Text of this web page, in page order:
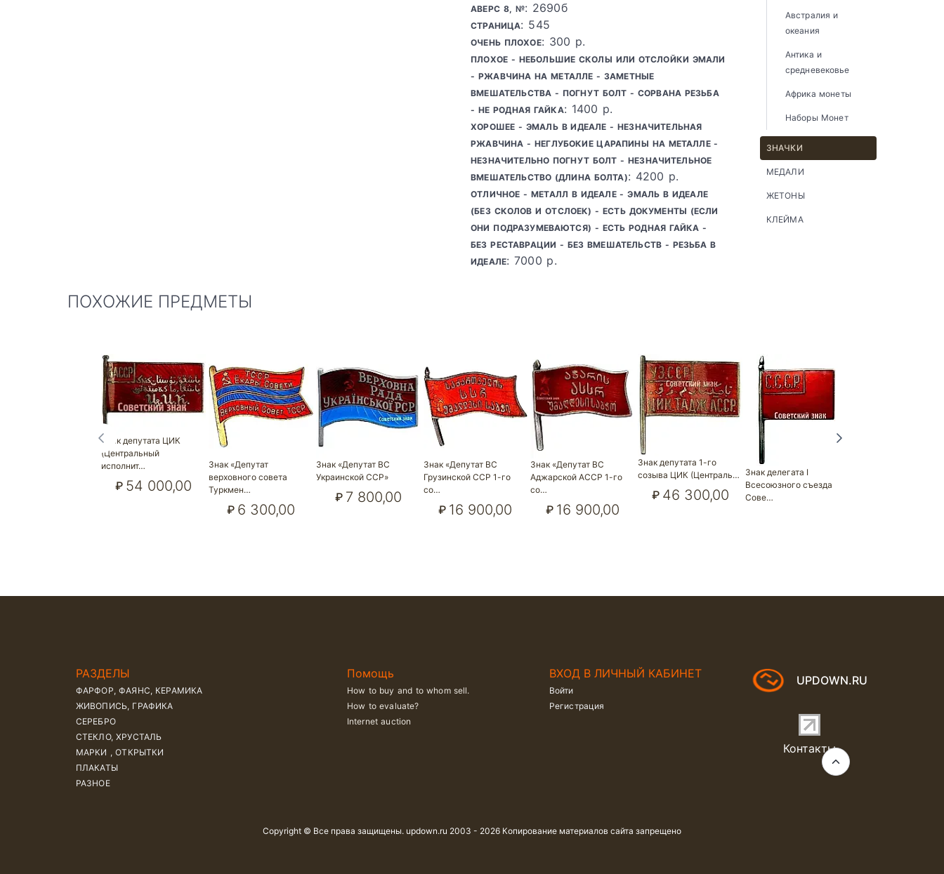
АВЕРС 8, №: 2690б
СТРАНИЦА: 545
ОЧЕНЬ ПЛОХОЕ: 300 р.
ПЛОХОЕ - НЕБОЛЬШИЕ СКОЛЫ ИЛИ ОТСЛОЙКИ ЭМАЛИ
- РЖАВЧИНА НА МЕТАЛЛЕ - ЗАМЕТНЫЕ
ВМЕШАТЕЛЬСТВА - ПОГНУТ БОЛТ - СОРВАНА РЕЗЬБА
- НЕ РОДНАЯ ГАЙКА: 1400 р.
ХОРОШЕЕ - ЭМАЛЬ В ИДЕАЛЕ - НЕЗНАЧИТЕЛЬНАЯ
РЖАВЧИНА - НЕГЛУБОКИЕ ЦАРАПИНЫ НА МЕТАЛЛЕ -
НЕЗНАЧИТЕЛЬНО ПОГНУТ БОЛТ - НЕЗНАЧИТЕЛЬНОЕ
ВМЕШАТЕЛЬСТВО (ДЛИНА БОЛТА): 4200 р.
ОТЛИЧНОЕ - МЕТАЛЛ В ИДЕАЛЕ - ЭМАЛЬ В ИДЕАЛЕ
(БЕЗ СКОЛОВ И ОТСЛОЕК) - ЕСТЬ ДОКУМЕНТЫ (ЕСЛИ
ОНИ ПОДРАЗУМЕВАЮТСЯ) - ЕСТЬ РОДНАЯ ГАЙКА -
БЕЗ РЕСТАВРАЦИИ - БЕЗ ВМЕШАТЕЛЬСТВ - РЕЗЬБА В
ИДЕАЛЕ: 7000 р.
Австралия и
океания
Антика и
средневековье
Африка монеты
Наборы Монет
ЗНАЧКИ
МЕДАЛИ
ЖЕТОНЫ
КЛЕЙМА
ПОХОЖИЕ ПРЕДМЕТЫ
Знак депутата ЦИК
(Центральный
исполнит…
₽ 54 000,00
Знак «Депутат
верховного совета
Туркмен…
₽ 6 300,00
Знак «Депутат ВС
Украинской ССР»
₽ 7 800,00
Знак «Депутат ВС
Грузинской ССР 1-го
со…
₽ 16 900,00
Знак «Депутат ВС
Аджарской АССР 1-го
со…
₽ 16 900,00
Знак депутата 1-го
созыва ЦИК (Централь…
₽ 46 300,00
Знак делегата I
Всесоюзного съезда
Сове…
РАЗДЕЛЫ
ФАРФОР, ФАЯНС, КЕРАМИКА
ЖИВОПИСЬ, ГРАФИКА
СЕРЕБРО
СТЕКЛО, ХРУСТАЛЬ
МАРКИ , ОТКРЫТКИ
ПЛАКАТЫ
РАЗНОЕ
Помощь
How to buy and to whom sell.
How to evaluate?
Internet auction
ВХОД В ЛИЧНЫЙ КАБИНЕТ
Войти
Регистрация
UPDOWN.RU
Контакты
Copyright © Все права защищены. updown.ru 2003 - 2026 Копирование материалов сайта запрещено